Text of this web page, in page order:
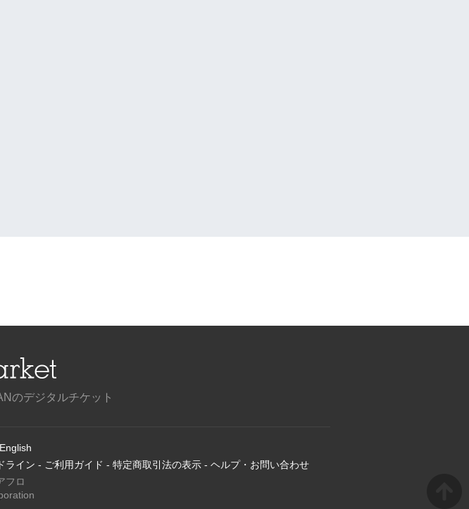
のデジタルチケット
English
ライン - ご利用ガイド - 特定商取引法の表示 - ヘルプ・お問い合わせ
フロ